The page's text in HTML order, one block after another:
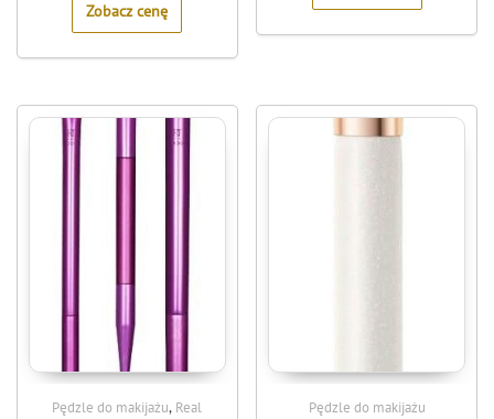
Zobacz cenę
Pędzle do makijażu, Real
Pędzle do makijażu